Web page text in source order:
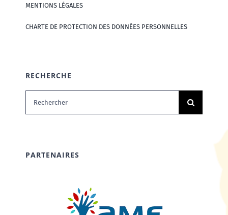
MENTIONS LÉGALES
CHARTE DE PROTECTION DES DONNÉES PERSONNELLES
RECHERCHE
Rechercher:
PARTENAIRES